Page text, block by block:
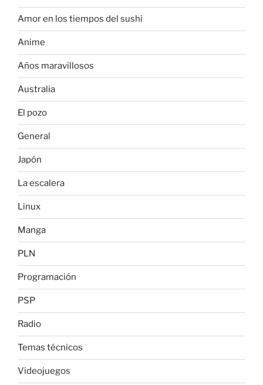
Amor en los tiempos del sushi
Anime
Años maravillosos
Australia
El pozo
General
Japón
La escalera
Linux
Manga
PLN
Programación
PSP
Radio
Temas técnicos
Videojuegos